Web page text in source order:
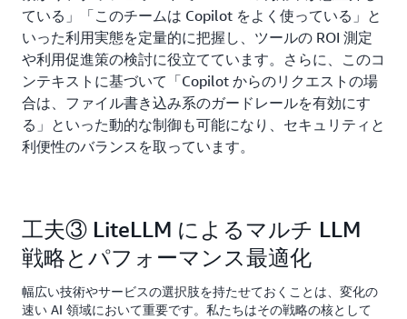
ている」「このチームは Copilot をよく使っている」と
いった利用実態を定量的に把握し、ツールの ROI 測定
や利用促進策の検討に役立てています。さらに、このコ
ンテキストに基づいて「Copilot からのリクエストの場
合は、ファイル書き込み系のガードレールを有効にす
る」といった動的な制御も可能になり、セキュリティと
利便性のバランスを取っています。
工夫③ LiteLLM によるマルチ LLM
戦略とパフォーマンス最適化
幅広い技術やサービスの選択肢を持たせておくことは、変化の
速い AI 領域において重要です。私たちはその戦略の核として